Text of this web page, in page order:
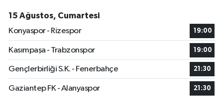
15 Ağustos, Cumartesi
Konyaspor - Rizespor
19:00
Kasımpaşa - Trabzonspor 19:00
Gençlerbirliği S.K. - Fenerbahçe 21:30
Gaziantep FK - Alanyaspor 21:30